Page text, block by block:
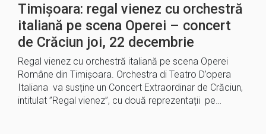
Timișoara: regal vienez cu orchestră
italiană pe scena Operei – concert
de Crăciun joi, 22 decembrie
Regal vienez cu orchestră italiană pe scena Operei
Române din Timișoara. Orchestra di Teatro D’opera
Italiana va susține un Concert Extraordinar de Crăciun,
intitulat ”Regal vienez”, cu două reprezentații pe…